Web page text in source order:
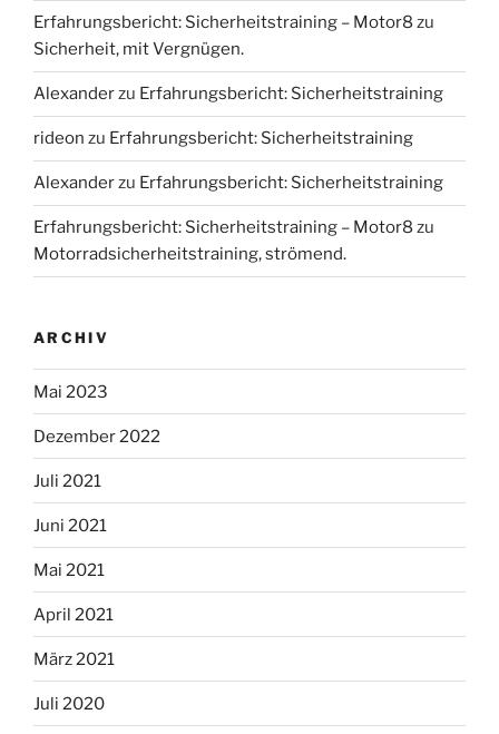
Erfahrungsbericht: Sicherheitstraining – Motor8 zu
Sicherheit, mit Vergnügen.
Alexanderzu Erfahrungsbericht: Sicherheitstraining
rideon zu Erfahrungsbericht: Sicherheitstraining
Alexanderzu Erfahrungsbericht: Sicherheitstraining
Erfahrungsbericht: Sicherheitstraining – Motor8 zu
Motorradsicherheitstraining, strömend.
ARCHIV
Mai 2023
Dezember 2022
Juli 2021
Juni 2021
Mai 2021
April 2021
März 2021
Juli 2020